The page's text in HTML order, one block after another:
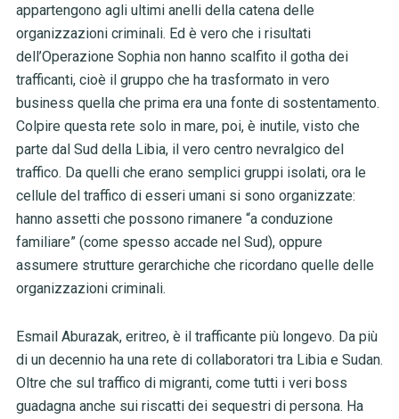
appartengono agli ultimi anelli della catena delle
organizzazioni criminali. Ed è vero che i risultati
dell’Operazione Sophia non hanno scalfito il gotha dei
trafficanti, cioè il gruppo che ha trasformato in vero
business quella che prima era una fonte di sostentamento.
Colpire questa rete solo in mare, poi, è inutile, visto che
parte dal Sud della Libia, il vero centro nevralgico del
traffico. Da quelli che erano semplici gruppi isolati, ora le
cellule del traffico di esseri umani si sono organizzate:
hanno assetti che possono rimanere “a conduzione
familiare” (come spesso accade nel Sud), oppure
assumere strutture gerarchiche che ricordano quelle delle
organizzazioni criminali.
Esmail Aburazak, eritreo, è il trafficante più longevo. Da più
di un decennio ha una rete di collaboratori tra Libia e Sudan.
Oltre che sul traffico di migranti, come tutti i veri boss
guadagna anche sui riscatti dei sequestri di persona. Ha